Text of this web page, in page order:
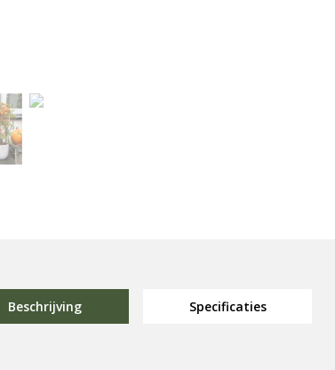
Beschrijving Specificaties